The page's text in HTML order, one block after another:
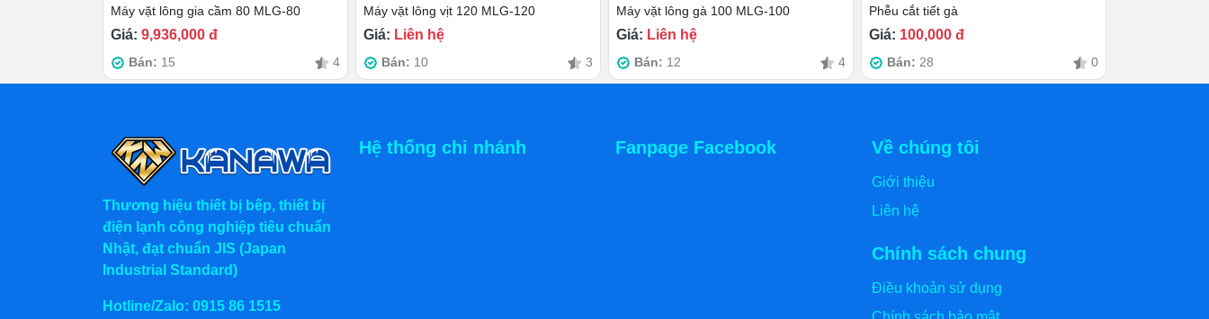
Máy vặt lông gia cầm 80 MLG-80
Giá: 9,936,000 đ
Bán: 15 4
Máy vặt lông vịt 120 MLG-120
Giá: Liên hệ
Bán: 10 3
Máy vặt lông gà 100 MLG-100
Giá: Liên hệ
Bán: 12 4
Phễu cắt tiết gà
Giá: 100,000 đ
Bán: 28 0
Thương hiệu thiết bị bếp, thiết bị
điện lạnh công nghiệp tiêu chuẩn
Nhật, đạt chuẩn JIS (Japan
Industrial Standard)
Hotline/Zalo: 0915 86 1515
Hệ thống chi nhánh Fanpage Facebook Về chúng tôi
Giới thiệu
Liên hệ
Chính sách chung
Điều khoản sử dụng